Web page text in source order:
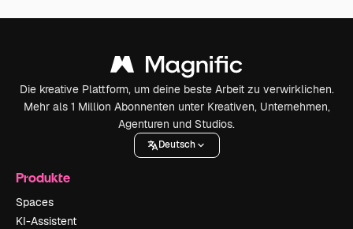
Die kreative Plattform, um deine beste Arbeit zu verwirklichen.
Mehr als 1 Million Abonnenten unter Kreativen, Unternehmen,
Agenturen und Studios.
Deutsch
Produkte
Spaces
KI-Assistent